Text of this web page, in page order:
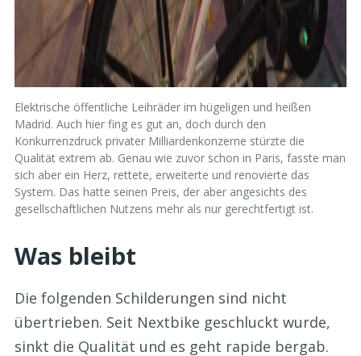
Elektrische öffentliche Leihräder im hügeligen und heißen
Madrid. Auch hier fing es gut an, doch durch den
Konkurrenzdruck privater Milliardenkonzerne stürzte die
Qualität extrem ab. Genau wie zuvor schon in Paris, fasste man
sich aber ein Herz, rettete, erweiterte und renovierte das
System. Das hatte seinen Preis, der aber angesichts des
gesellschaftlichen Nutzens mehr als nur gerechtfertigt ist.
Was bleibt
Die folgenden Schilderungen sind nicht
übertrieben. Seit Nextbike geschluckt wurde,
sinkt die Qualität und es geht rapide bergab.